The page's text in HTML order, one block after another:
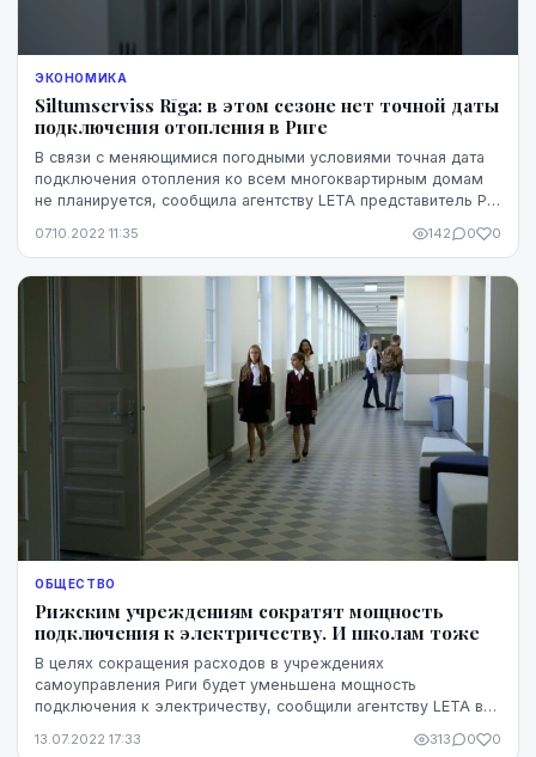
ЭКОНОМИКА
Siltumserviss Rīga: в этом сезоне нет точной даты
подключения отопления в Риге
В связи с меняющимися погодными условиями точная дата
подключения отопления ко всем многоквартирным домам
не планируется, сообщила агентству LETA представитель PS
07.10.2022 11:35 142 0 0
ОБЩЕСТВО
Рижским учреждениям сократят мощность
подключения к электричеству. И школам тоже
В целях сокращения расходов в учреждениях
самоуправления Риги будет уменьшена мощность
подключения к электричеству, сообщили агентству LETA в
13.07.2022 17:33 313 0 0